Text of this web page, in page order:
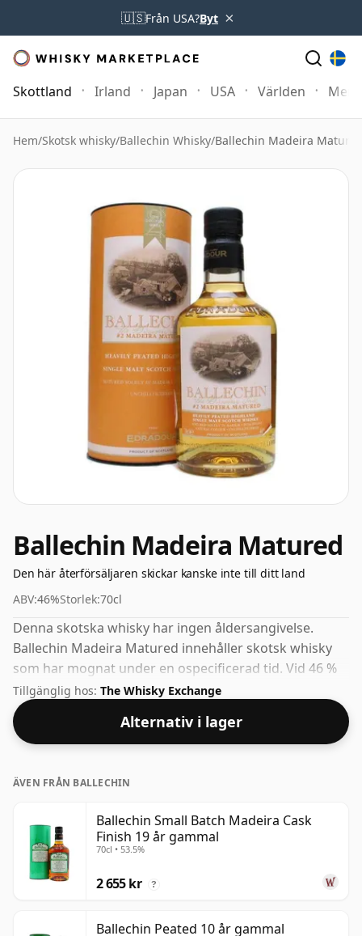
🇺🇸Från USA?Byt ×
Skottland Irland Japan USA Världen Mer
Hem/Skotsk whisky/Ballechin Whisky/Ballechin Madeira
Ballechin Madeira Matured
Den här återförsäljaren skickar kanske inte till ditt land
ABV:46%Storlek:70cl
Denna skotska whisky har ingen åldersangivelse.
Ballechin Madeira Matured innehåller skotsk whisky
som har mognat under en ospecificerad tid. Vid 46 %
kommer du att upptäcka att denna whisky buteljeras
med en idealisk smutsstyrka. Kommer i vanlig
flaskstorlek på 70cl.
Tillgänglig hos: The Whisky Exchange
Alternativ i lager
ÄVEN FRÅN BALLECHIN
Ballechin Small Batch Madeira Cask
Finish 19 år gammal
70cl • 53.5%
2 655 kr ?
Ballechin Peated 10 år gammal